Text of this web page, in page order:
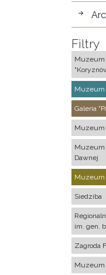
Filtry
Muzeum
Muzeum
Galeria
Muzeum
Muzeum
Dawnej
Muzeum
Siedziba
im. gen.
Zagroda
Muzeum